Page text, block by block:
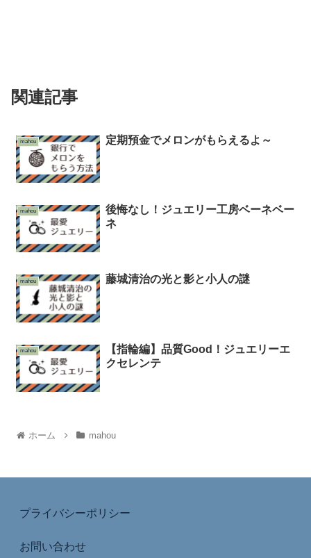
関連記事
mahou 定期預金でメロンがもらえるよ～
mahou
後悔なし！ジュエリー工房ベーネベー
ネ
mahou 藤城清治の光と影と小人の謎
mahou
【指輪編】品質Good！ジュエリーエ
クセレンテ
ホーム mahou
プライバシーポリシー
お問い合わせ